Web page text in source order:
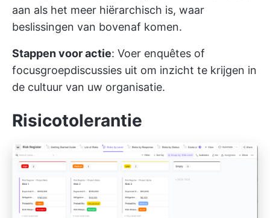
aan als het meer hiërarchisch is, waar
beslissingen van bovenaf komen.
Stappen voor actie: Voer enquêtes of
focusgroepdiscussies uit om inzicht te krijgen in
de cultuur van uw organisatie.
Risicotolerantie